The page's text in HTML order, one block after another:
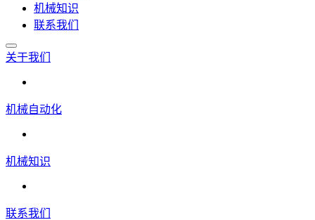
机械知识
联系我们
关于我们
机械自动化
机械知识
联系我们